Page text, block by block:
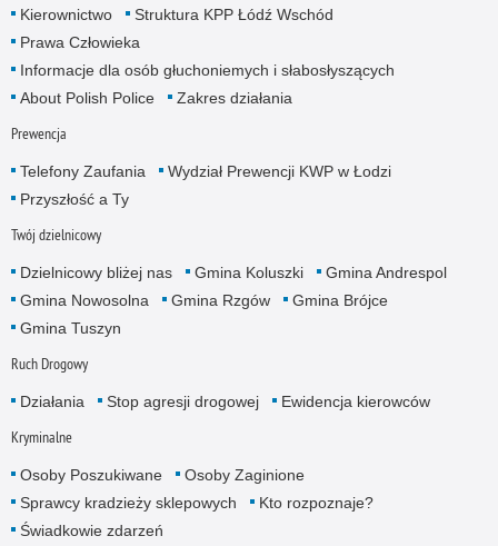
Kierownictwo
Struktura KPP Łódź Wschód
Prawa Człowieka
Informacje dla osób głuchoniemych i słabosłyszących
About Polish Police
Zakres działania
Prewencja
Telefony Zaufania
Wydział Prewencji KWP w Łodzi
Przyszłość a Ty
Twój dzielnicowy
Dzielnicowy bliżej nas Gmina Koluszki
Gmina Andrespol
Gmina Nowosolna
Gmina Rzgów
Gmina Brójce
Gmina Tuszyn
Ruch Drogowy
Działania Stop agresji drogowej Ewidencja kierowców
Kryminalne
Osoby Poszukiwane
Osoby Zaginione
Sprawcy kradzieży sklepowych
Kto rozpoznaje?
Świadkowie zdarzeń